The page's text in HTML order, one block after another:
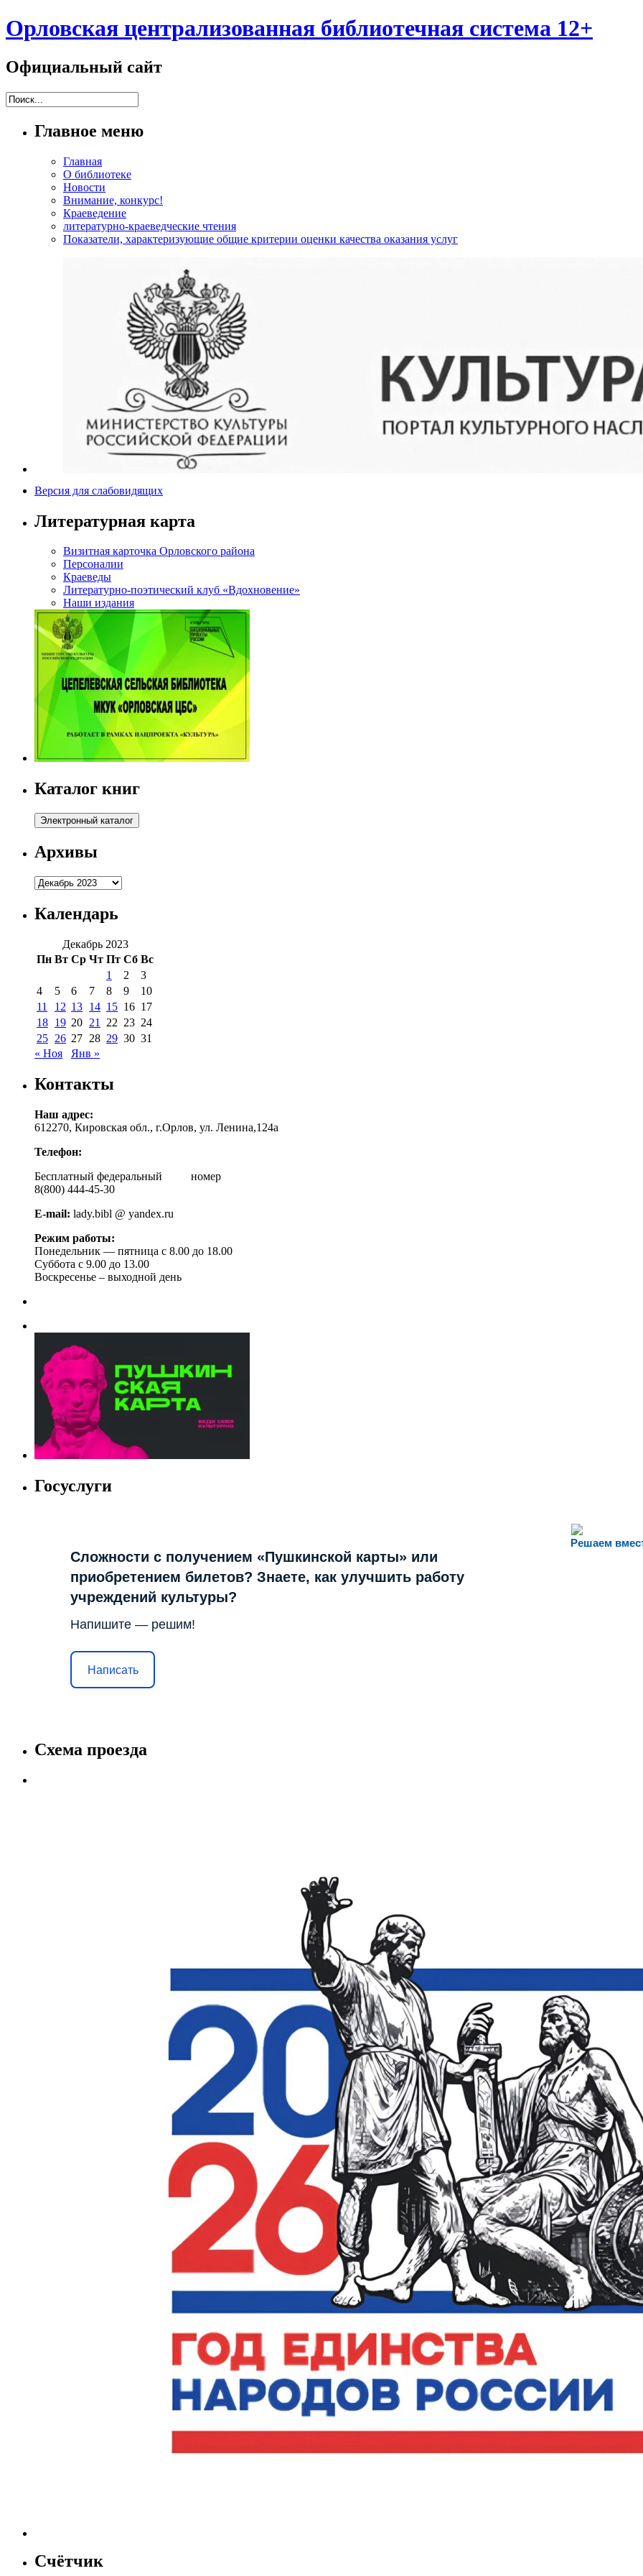
Орловская централизованная библиотечная система 12+
Официальный сайт
Главное меню
Главная
О библиотеке
Новости
Внимание, конкурс!
Краеведение
литературно-краеведческие чтения
Показатели, характеризующие общие критерии оценки качества оказания услуг
Версия для слабовидящих
Литературная карта
Визитная карточка Орловского района
Персоналии
Краеведы
Литературно-поэтический клуб «Вдохновение»
Наши издания
Каталог книг
Архивы
Архивы
Календарь
Декабрь 2023
Пн Вт Ср Чт Пт Сб Вс
1
2
3
4
5 6 7 8 9
10
11
12 13 14 15 16 17
18 19 20 21 22 23 24
25 26 27 28 29 30 31
« Ноя
Янв »
Контакты
Наш адрес:
612270, Кировская обл., г.Орлов, ул. Ленина,124а
Телефон:
Бесплатный федеральный номер
8(800) 444-45-30
E-mail: lady.bibl @ yandex.ru
Режим работы:
Понедельник — пятница с 8.00 до 18.00
Суббота с 9.00 до 13.00
Воскресенье – выходной день
Госуслуги
Решаем
Сложности с получением «Пушкинской карты» или
приобретением билетов? Знаете, как улучшить работу
учреждений культуры?
Напишите — решим!
Написать
Схема проезда
Счётчик